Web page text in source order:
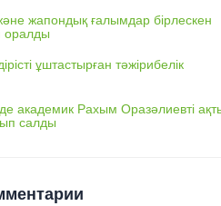
жапондық ғалымдар бірлескен
оралды
ұштастырған тәжірибелік
академик Рахым Оразәлиевті
салды